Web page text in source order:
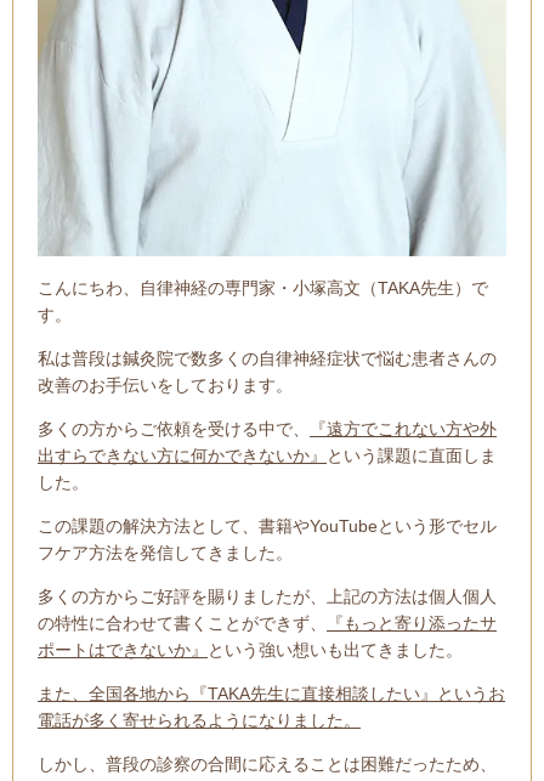
こんにちわ、自律神経の専門家・小塚高文（TAKA先生）で
す。
私は普段は鍼灸院で数多くの自律神経症状で悩む患者さんの
改善のお手伝いをしております。
多くの方からご依頼を受ける中で、
『遠方でこれない方や外
出すらできない方に何かできないか』
という課題に直面しま
した。
この課題の解決方法として、書籍やYouTubeという形でセル
フケア方法を発信してきました。
多くの方からご好評を賜りましたが、上記の方法は個人個人
の特性に合わせて書くことができず、
『もっと寄り添ったサ
ポートはできないか』
という強い想いも出てきました。
また、全国各地から『TAKA先生に直接相談したい』というお
電話が多く寄せられるようになりました。
しかし、普段の診察の合間に応えることは困難だったため、